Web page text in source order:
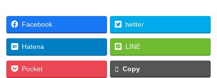
Facebook twitter
Hatena LINE
Pocket Copy